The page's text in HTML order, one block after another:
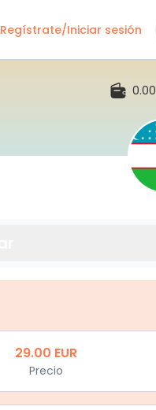
Regístrate/Iniciar sesión
0.00
29.00 EUR
Precio